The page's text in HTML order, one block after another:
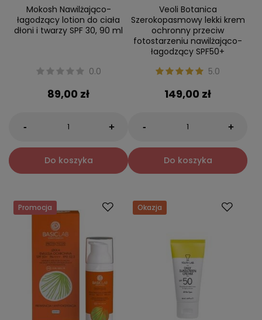
Mokosh Nawilżająco-
łagodzący lotion do ciała
dłoni i twarzy SPF 30, 90 ml
0.0
89,00 zł
- +
Do koszyka
Veoli Botanica
Szerokopasmowy lekki krem
ochronny przeciw
fotostarzeniu nawilżająco-
łagodzący SPF50+
5.0
149,00 zł
- +
Do koszyka
Promocja Okazja